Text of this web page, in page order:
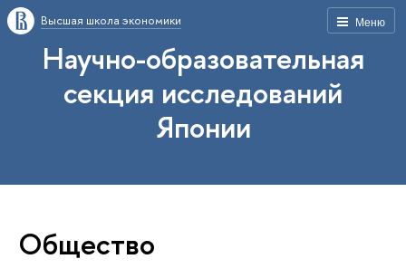
Меню
Высшая школа экономики
Научно-образовательная
секция исследований
Японии
Общество